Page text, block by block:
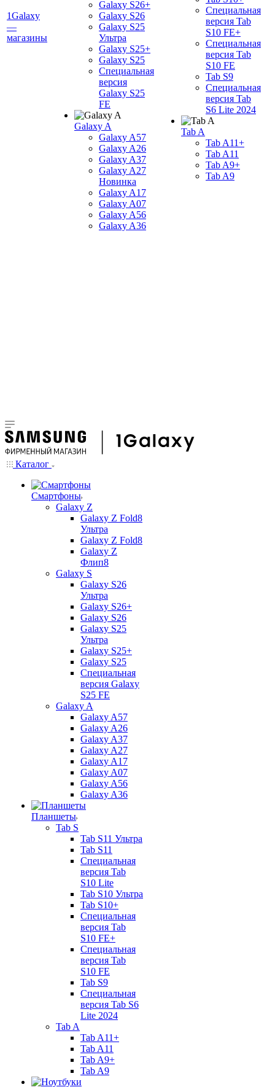
1Galaxy
—
магазины
Galaxy S26+
Galaxy S26
Galaxy S25
Ультра
Galaxy S25+
Galaxy S25
Специальная
версия
Galaxy S25
FE
Galaxy A
Galaxy A57
Galaxy A26
Galaxy A37
Galaxy A27
Новинка
Galaxy A17
Galaxy A07
Galaxy A56
Galaxy A36
Специальная
версия Tab
S10 FE+
Специальная
версия Tab
S10 FE
Tab S9
Специальная
версия Tab
S6 Lite 2024
Tab A
Tab A11+
Tab A11
Tab A9+
Tab A9
Каталог
Смартфоны
Galaxy Z
Galaxy Z Fold8
Ультра
Galaxy Z Fold8
Galaxy Z
Флип8
Galaxy S
Galaxy S26
Ультра
Galaxy S26+
Galaxy S26
Galaxy S25
Ультра
Galaxy S25+
Galaxy S25
Специальная
версия Galaxy
S25 FE
Galaxy A
Galaxy A57
Galaxy A26
Galaxy A37
Galaxy A27
Galaxy A17
Galaxy A07
Galaxy A56
Galaxy A36
Планшеты
Tab S
Tab S11 Ультра
Tab S11
Специальная
версия Tab
S10 Lite
Tab S10 Ультра
Tab S10+
Специальная
версия Tab
S10 FE+
Специальная
версия Tab
S10 FE
Tab S9
Специальная
версия Tab S6
Lite 2024
Tab A
Tab A11+
Tab A11
Tab A9+
Tab A9